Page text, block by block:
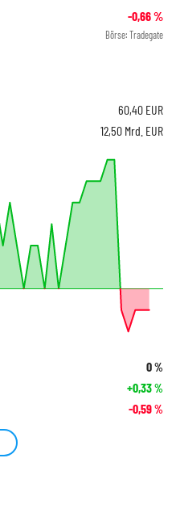
-0,66%
Börse: Tradegate
60,40 EUR
12,50 Mrd. EUR
0%
+0,33%
-0,59%